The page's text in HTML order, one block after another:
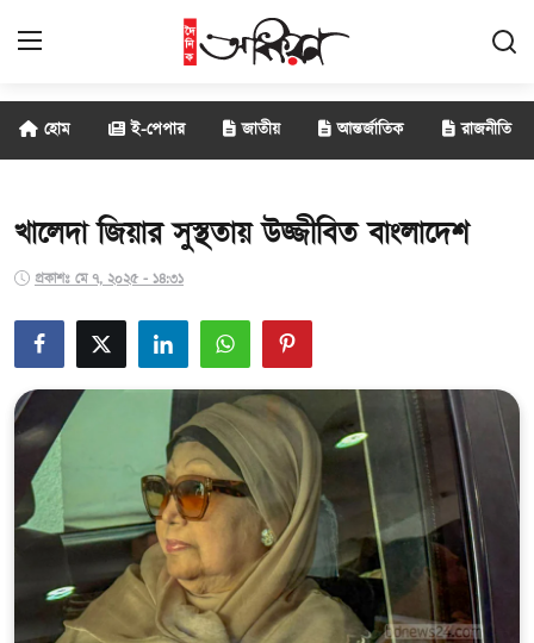
জাতীয়
আন্তর্জাতিক
রাজনীতি
বানিজ্য
সাক্ষাৎকার
বিনোদন
সারাদেশ
খেলাধুলা
হোম ই-পেপার জাতীয় আন্তর্জাতিক রাজনীতি
খালেদা জিয়ার সুস্থতায় উজ্জীবিত বাংলাদেশ
প্রকাশঃ মে ৭, ২০২৫ - ১৪:৩১